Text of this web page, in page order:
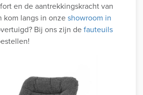
en de aantrekkingskracht van
kom langs in onzeshowroom in
Bij ons zijn defauteuils